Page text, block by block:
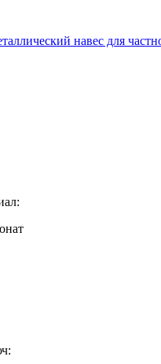
навес для